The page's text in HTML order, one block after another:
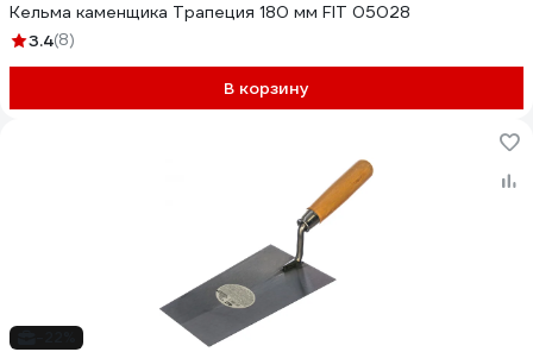
Кельма каменщика Трапеция 180 мм FIT 05028
3.4(8)
В корзину